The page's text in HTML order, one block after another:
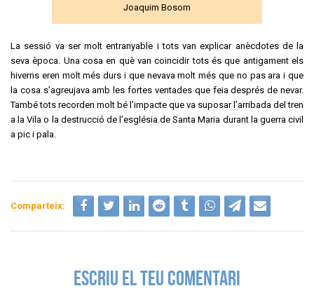
Joaquim Bosom
La sessió va ser molt entranyable i tots van explicar anècdotes de la
seva època. Una cosa en què van coincidir tots és que antigament els
hiverns eren molt més durs i que nevava molt més que no pas ara i que
la cosa s’agreujava amb les fortes ventades que feia després de nevar.
També tots recorden molt bé l’impacte que va suposar l’arribada del tren
a la Vila o la destrucció de l’església de Santa Maria durant la guerra civil
a pic i pala.
Comparteix:
ESCRIU EL TEU COMENTARI